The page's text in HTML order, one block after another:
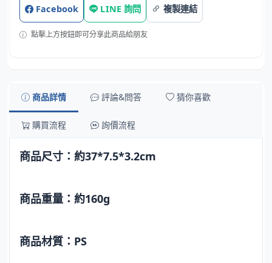
Facebook LINE 詢問 複製連結
點擊上方按鈕即可分享此商品給朋友
商品詳情 評論&問答 猜你喜歡
購買流程 詢價流程
商品尺寸：約37*7.5*3.2cm
商品重量：約160g
商品材質：PS